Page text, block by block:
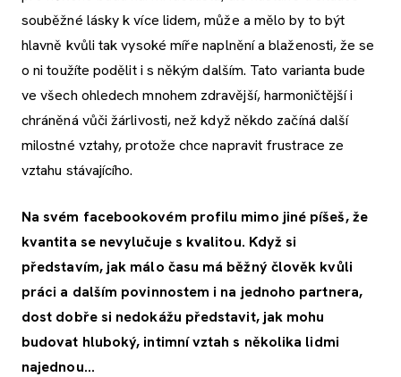
souběžné lásky k více lidem, může a mělo by to být
hlavně kvůli tak vysoké míře naplnění a blaženosti, že se
o ni toužíte podělit i s někým dalším. Tato varianta bude
ve všech ohledech mnohem zdravější, harmoničtější i
chráněná vůči žárlivosti, než když někdo začíná další
milostné vztahy, protože chce napravit frustrace ze
vztahu stávajícího.
Na svém facebookovém profilu mimo jiné píšeš, že
kvantita se nevylučuje s kvalitou. Když si
představím, jak málo času má běžný člověk kvůli
práci a dalším povinnostem i na jednoho partnera,
dost dobře si nedokážu představit, jak mohu
budovat hluboký, intimní vztah s několika lidmi
najednou...